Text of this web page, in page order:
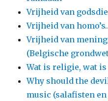
Vrijheid van
Vrijheid van
Vrijheid van
(Belgische
Wat is religie, wat
Why should the
music (salafisten